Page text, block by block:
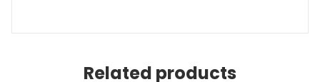
Related products